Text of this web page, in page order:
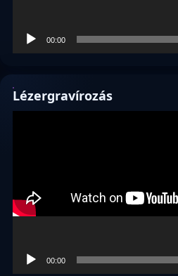
00:00
Lézergravírozás
00:00